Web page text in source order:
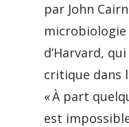
par John
microbiologie
d’Harvard,
critique dans
« À part
est